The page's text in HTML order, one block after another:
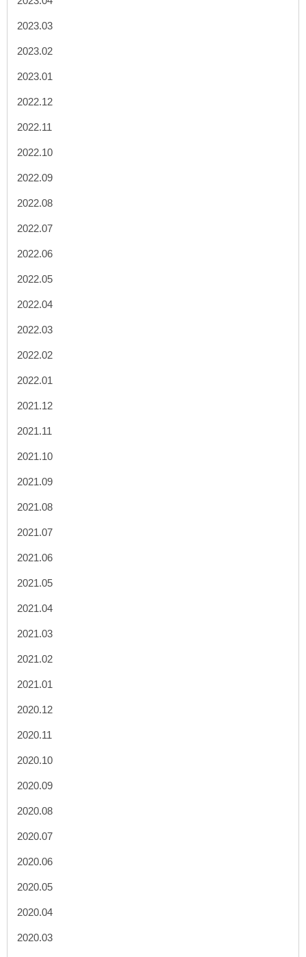
2023.03
2023.02
2023.01
2022.12
2022.11
2022.10
2022.09
2022.08
2022.07
2022.06
2022.05
2022.04
2022.03
2022.02
2022.01
2021.12
2021.11
2021.10
2021.09
2021.08
2021.07
2021.06
2021.05
2021.04
2021.03
2021.02
2021.01
2020.12
2020.11
2020.10
2020.09
2020.08
2020.07
2020.06
2020.05
2020.04
2020.03